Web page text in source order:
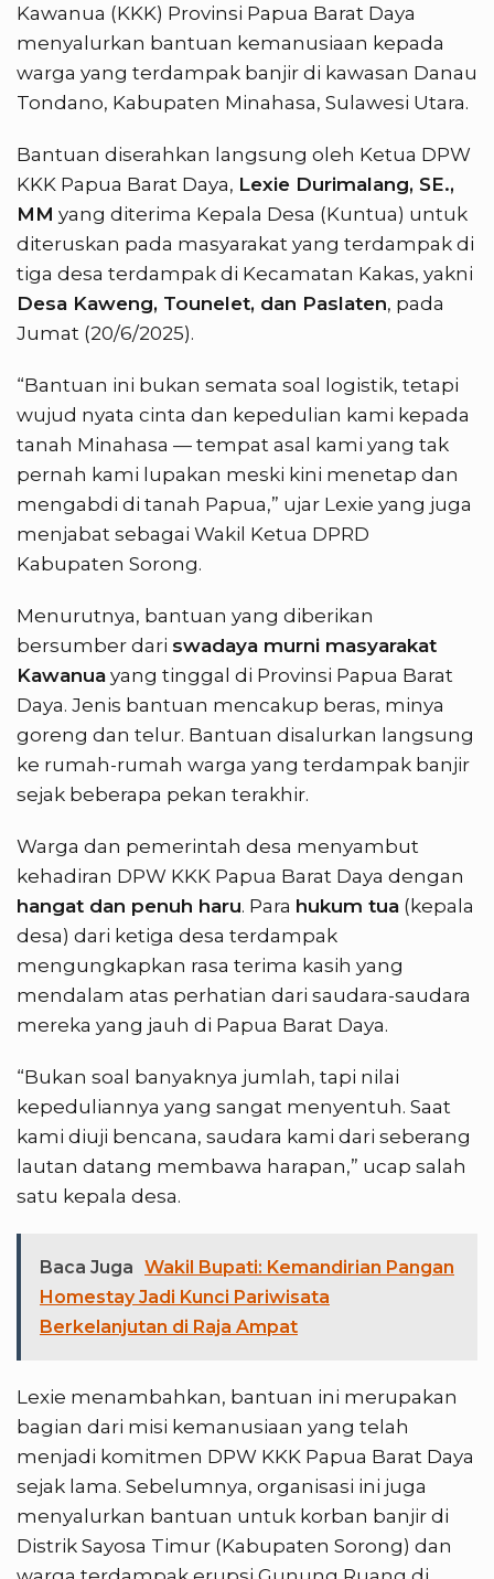
Kawanua (KKK) Provinsi Papua Barat Daya
menyalurkan bantuan kemanusiaan kepada
warga yang terdampak banjir di kawasan Danau
Tondano, Kabupaten Minahasa, Sulawesi Utara.
Bantuan diserahkan langsung oleh Ketua DPW
KKK Papua Barat Daya, Lexie Durimalang, SE.,
MM yang diterima Kepala Desa (Kuntua) untuk
diteruskan pada masyarakat yang terdampak di
tiga desa terdampak di Kecamatan Kakas, yakni
Desa Kaweng, Tounelet, dan Paslaten, pada
Jumat (20/6/2025).
“Bantuan ini bukan semata soal logistik, tetapi
wujud nyata cinta dan kepedulian kami kepada
tanah Minahasa — tempat asal kami yang tak
pernah kami lupakan meski kini menetap dan
mengabdi di tanah Papua,” ujar Lexie yang juga
menjabat sebagai Wakil Ketua DPRD
Kabupaten Sorong.
Menurutnya, bantuan yang diberikan
bersumber dari swadaya murni masyarakat
Kawanua yang tinggal di Provinsi Papua Barat
Daya. Jenis bantuan mencakup beras, minya
goreng dan telur. Bantuan disalurkan langsung
ke rumah-rumah warga yang terdampak banjir
sejak beberapa pekan terakhir.
Warga dan pemerintah desa menyambut
kehadiran DPW KKK Papua Barat Daya dengan
hangat dan penuh haru. Para hukum tua (kepala
desa) dari ketiga desa terdampak
mengungkapkan rasa terima kasih yang
mendalam atas perhatian dari saudara-saudara
mereka yang jauh di Papua Barat Daya.
“Bukan soal banyaknya jumlah, tapi nilai
kepeduliannya yang sangat menyentuh. Saat
kami diuji bencana, saudara kami dari seberang
lautan datang membawa harapan,” ucap salah
satu kepala desa.
Baca Juga Wakil Bupati: Kemandirian Pangan
Homestay Jadi Kunci Pariwisata
Berkelanjutan di Raja Ampat
Lexie menambahkan, bantuan ini merupakan
bagian dari misi kemanusiaan yang telah
menjadi komitmen DPW KKK Papua Barat Daya
sejak lama. Sebelumnya, organisasi ini juga
menyalurkan bantuan untuk korban banjir di
Distrik Sayosa Timur (Kabupaten Sorong) dan